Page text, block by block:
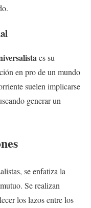
es su
en pro de un mundo
suelen implicarse
generar un
se enfatiza la
Se realizan
los lazos entre los